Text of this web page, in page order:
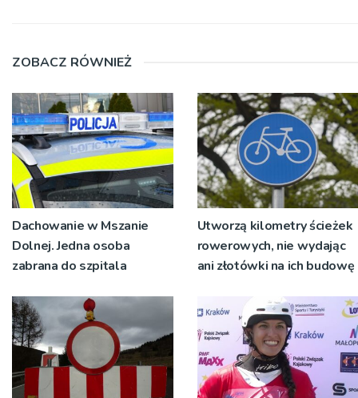
ZOBACZ RÓWNIEŻ
Dachowanie w Mszanie
Dolnej. Jedna osoba
zabrana do szpitala
Utworzą kilometry ścieżek
rowerowych, nie wydając
ani złotówki na ich budowę